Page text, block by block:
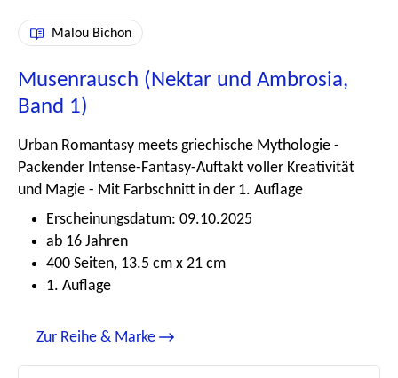
Malou Bichon
Musenrausch (Nektar und Ambrosia,
Band 1)
Urban Romantasy meets griechische Mythologie -
Packender Intense-Fantasy-Auftakt voller Kreativität
und Magie - Mit Farbschnitt in der 1. Auflage
Erscheinungsdatum: 09.10.2025
ab 16 Jahren
400 Seiten, 13.5 cm x 21 cm
1. Auflage
Zur Reihe & Marke